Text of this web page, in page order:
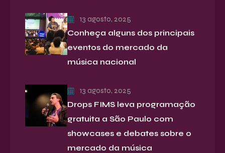
13 agosto, 2025
Conheça alguns dos principais
eventos do mercado da
música nacional
13 agosto, 2025
Drops FIMS leva programação
gratuita a São Paulo com
showcases e debates sobre o
mercado da música